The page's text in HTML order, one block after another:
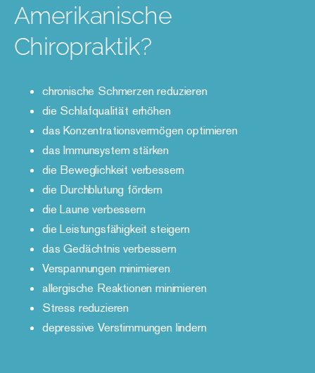
Amerikanische
Chiropraktik?
chronische Schmerzen reduzieren
die Schlafqualität erhöhen
das Konzentrationsvermögen optimieren
das Immunsystem stärken
die Beweglichkeit verbessern
die Durchblutung fördern
die Laune verbessern
die Leistungsfähigkeit steigern
das Gedächtnis verbessern
Verspannungen minimieren
allergische Reaktionen minimieren
Stress reduzieren
depressive Verstimmungen lindern